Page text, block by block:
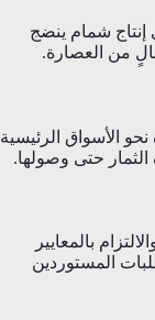
شمام ينضج
من العصارة.
الأسواق الرئيسية
الثمار حتى وصولها.
بالمعايير
المستوردين